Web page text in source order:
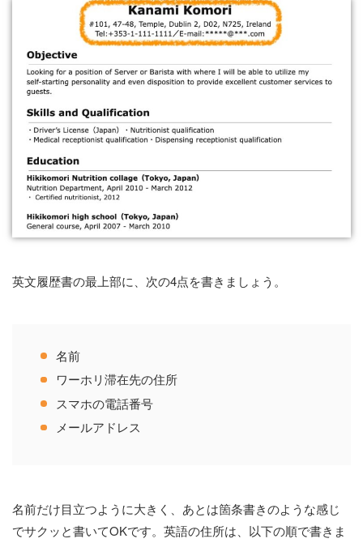
英文履歴書の最上部に、次の4点を書きましょう。
名前
ワーホリ滞在先の住所
スマホの電話番号
メールアドレス
名前だけ目立つように大きく、あとは箇条書きのような感じ
でサクッと書いてOKです。英語の住所は、以下の順で書きま